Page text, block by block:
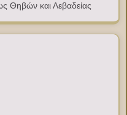
Θηβών και Λεβαδείας